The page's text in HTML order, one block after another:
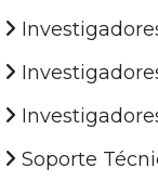
Soporte